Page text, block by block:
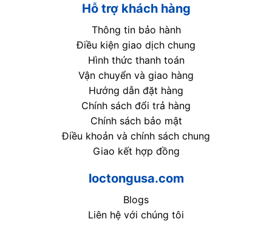
Hỗ trợ khách hàng
Thông tin bảo hành
Điều kiện giao dịch chung
Hình thức thanh toán
Vận chuyển và giao hàng
Hướng dẫn đặt hàng
Chính sách đổi trả hàng
Chính sách bảo mật
Điều khoản và chính sách chung
Giao kết hợp đồng
loctongusa.com
Blogs
Liên hệ với chúng tôi